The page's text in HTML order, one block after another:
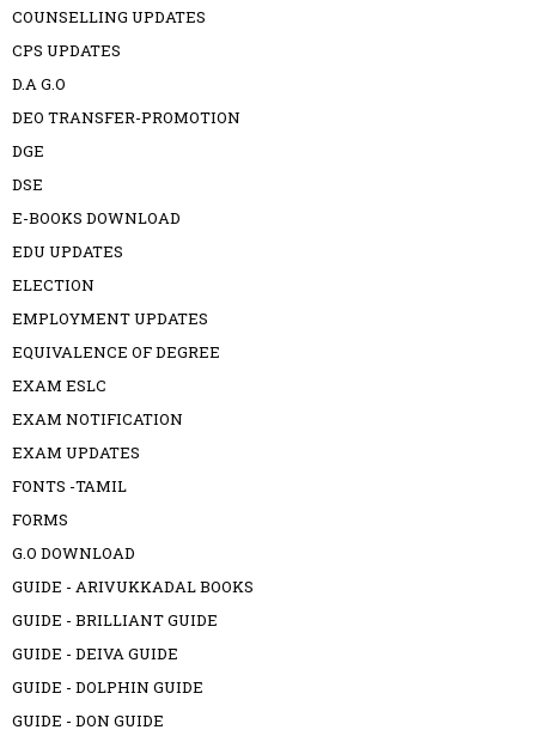
COUNSELLING UPDATES
CPS UPDATES
D.A G.O
DEO TRANSFER-PROMOTION
DGE
DSE
E-BOOKS DOWNLOAD
EDU UPDATES
ELECTION
EMPLOYMENT UPDATES
EQUIVALENCE OF DEGREE
EXAM ESLC
EXAM NOTIFICATION
EXAM UPDATES
FONTS -TAMIL
FORMS
G.O DOWNLOAD
GUIDE - ARIVUKKADAL BOOKS
GUIDE - BRILLIANT GUIDE
GUIDE - DEIVA GUIDE
GUIDE - DOLPHIN GUIDE
GUIDE - DON GUIDE